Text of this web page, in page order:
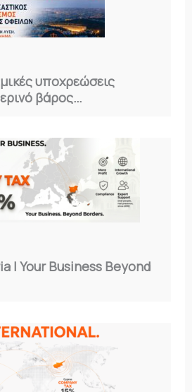
υποχρεώσεις
βάρος…
| Your Business Beyond